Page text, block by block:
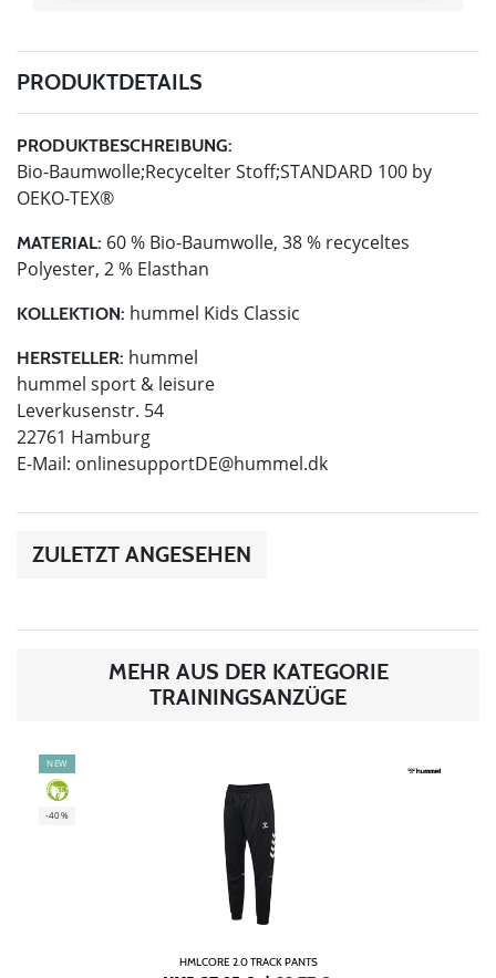
PRODUKTDETAILS
PRODUKTBESCHREIBUNG:
Bio-Baumwolle;Recycelter Stoff;STANDARD 100 by
OEKO-TEX®
MATERIAL: 60 % Bio-Baumwolle, 38 % recyceltes
Polyester, 2 % Elasthan
KOLLEKTION: hummel Kids Classic
HERSTELLER: hummel
hummel sport & leisure
Leverkusenstr. 54
22761 Hamburg
E-Mail: onlinesupportDE@hummel.dk
ZULETZT ANGESEHEN
MEHR AUS DER KATEGORIE
TRAININGSANZÜGE
NEW
GREEN
-40%
HMLCORE 2.0 TRACK PANTS